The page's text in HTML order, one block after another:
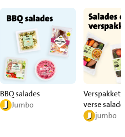
BBQ salades
Jumbo
verse
jumbo